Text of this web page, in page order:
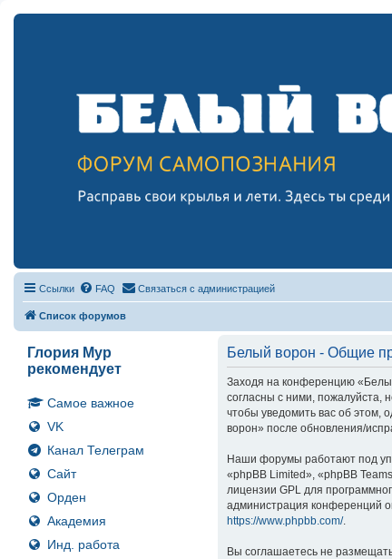
Ссылки FAQ Связаться с администрацией
Список форумов
Глория Мур
рекомендует
Самое важное
VK
Канал Телеграм
Сайт
Орден
Академия
Инд. работа
Белый ворон - Общие
Заходя на конференцию
согласны с ними, пожалуйста,
чтобы уведомить вас об этом,
ворон» после обновления/
Наши форумы работают под
«phpBB Limited», «phpBB
лицензии GPL для
администрация конференций
https://www.phpbb.com/.
Вы соглашаетесь не